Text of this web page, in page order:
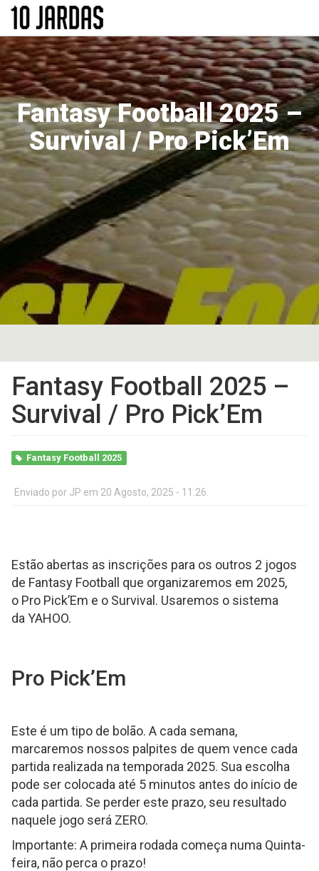
Pular
o
conteúdo
principal
Fantasy Football 2025 –
Survival / Pro Pick’Em
Fantasy Football 2025 –
Survival / Pro Pick’Em
Fantasy Football 2025
Enviado por JP em 20 Agosto, 2025 - 11:26.
Estão abertas as inscrições para os outros 2 jogos
de Fantasy Football que organizaremos em 2025,
o Pro Pick’Em e o Survival. Usaremos o sistema
da YAHOO.
Pro Pick’Em
Este é um tipo de bolão. A cada semana,
marcaremos nossos palpites de quem vence cada
partida realizada na temporada 2025. Sua escolha
pode ser colocada até 5 minutos antes do início de
cada partida. Se perder este prazo, seu resultado
naquele jogo será ZERO.
Importante: A primeira rodada começa numa Quinta-
feira, não perca o prazo!